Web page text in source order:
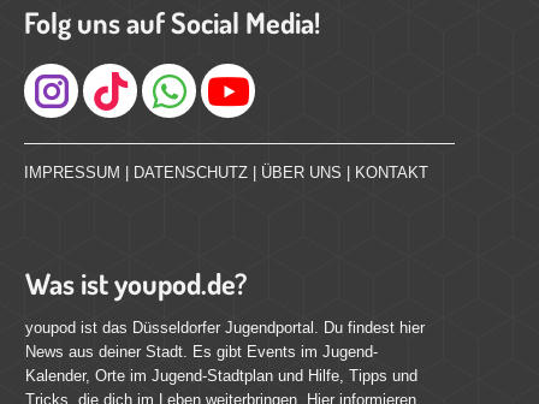
Folg uns auf Social Media!
Instagram
IMPRESSUM DATENSCHUTZ ÜBER UNS KONTAKT
Was ist youpod.de?
youpod ist das Düsseldorfer Jugendportal. Du findest hier
News aus deiner Stadt. Es gibt Events im Jugend-
Kalender, Orte im Jugend-Stadtplan und Hilfe, Tipps und
Tricks, die dich im Leben weiterbringen. Hier informieren